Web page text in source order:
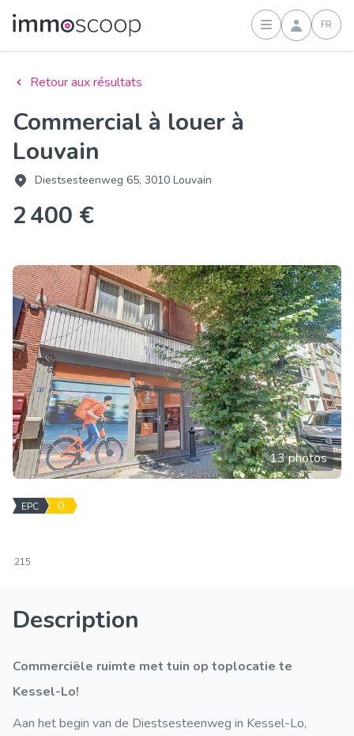
Connexion
FR
Retour aux résultats
Commercial à louer à
Louvain
Diestsesteenweg 65, 3010 Louvain
2 400 €
13 photos
EPC D
215
Description
Commerciële ruimte met tuin op toplocatie te
Kessel-Lo!
Aan het begin van de Diestsesteenweg in Kessel-Lo,